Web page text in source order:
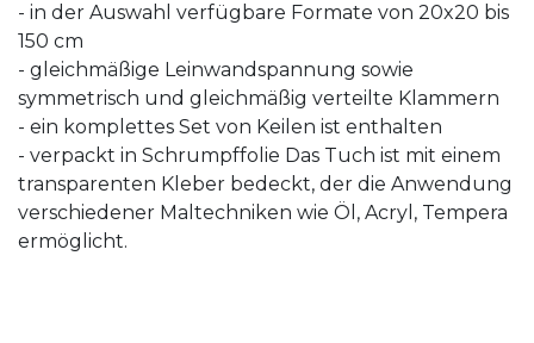
- in der Auswahl verfügbare Formate von 20x20 bis
150 cm
- gleichmäßige Leinwandspannung sowie
symmetrisch und gleichmäßig verteilte Klammern
- ein komplettes Set von Keilen ist enthalten
- verpackt in Schrumpffolie Das Tuch ist mit einem
transparenten Kleber bedeckt, der die Anwendung
verschiedener Maltechniken wie Öl, Acryl, Tempera
ermöglicht.